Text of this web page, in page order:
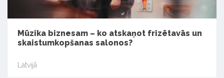
Mūzika biznesam – ko atskaņot frizētavās un
skaistumkopšanas salonos?
Latvijā